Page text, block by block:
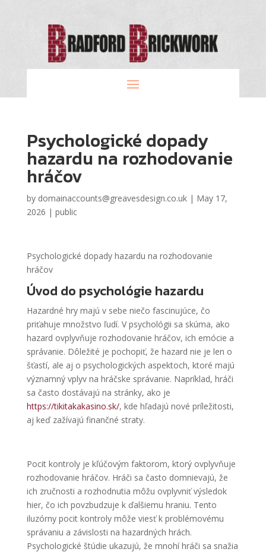
Psychologické dopady
hazardu na rozhodovanie
hráčov
by domainaccounts@greavesdesign.co.uk| May 17,
2026 | public
Psychologické dopady hazardu na rozhodovanie
hráčov
Úvod do psychológie hazardu
Hazardné hry majú v sebe niečo fascinujúce, čo
priťahuje množstvo ľudí. V psychológii sa skúma, ako
hazard ovplyvňuje rozhodovanie hráčov, ich emócie a
správanie. Dôležité je pochopiť, že hazard nie je len o
šťastí, ale aj o psychologických aspektoch, ktoré majú
významný vplyv na hráčske správanie. Napríklad, hráči
sa často dostávajú na stránky, ako je
https://tikitakakasino.sk/, kde hľadajú nové príležitosti,
aj keď zažívajú finančné straty.
Pocit kontroly je kľúčovým faktorom, ktorý ovplyvňuje
rozhodovanie hráčov. Hráči sa často domnievajú, že
ich zručnosti a rozhodnutia môžu ovplyvniť výsledok
hier, čo ich povzbudzuje k ďalšiemu hraniu. Tento
iluzórny pocit kontroly môže viesť k problémovému
správaniu a závislosti na hazardných hrách.
Psychologické štúdie ukazujú, že mnohí hráči sa snažia